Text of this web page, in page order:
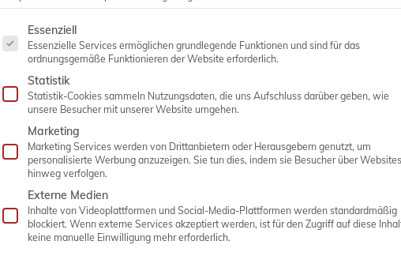
Matthias Abken
Es folgt eine Liste der Service-Gruppen, für die eine Einwilligung
Essenziell
Essenzielle Services ermöglichen grundlegende Funktionen und sind für das
ordnungsgemäße Funktionieren der Website erforderlich.
Statistik
Statistik-Cookies sammeln Nutzungsdaten, die uns Aufschluss darüber geben, wie
unsere Besucher mit unserer Website umgehen.
Marketing
Marketing Services werden von Drittanbietern oder Herausgebern genutzt, um
personalisierte Werbung anzuzeigen. Sie tun dies, indem sie Besucher über Websites
hinweg verfolgen.
Externe Medien
Inhalte von Videoplattformen und Social-Media-Plattformen werden standardmäßig
blockiert. Wenn externe Services akzeptiert werden, ist für den Zugriff auf diese
keine manuelle Einwilligung mehr erforderlich.